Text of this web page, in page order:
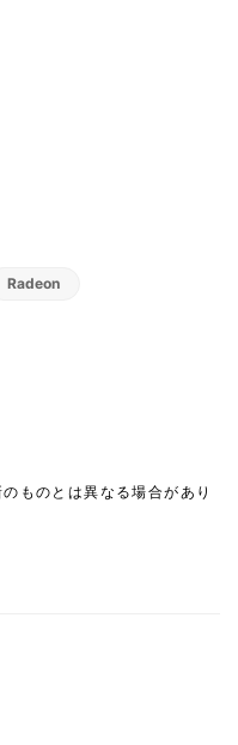
Radeon
ものとは異なる場合があり